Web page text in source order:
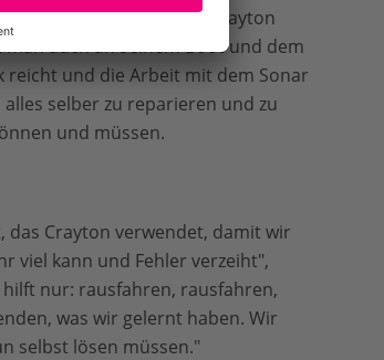
der Tiefsee zu bergen. "Crayton
auch an seinem Boot und dem
reicht und die Arbeit mit dem Sonar
selber zu reparieren und zu
und müssen.
das Crayton verwendet, damit wir
viel kann und Fehler verzeiht",
nur: rausfahren, rausfahren,
was wir gelernt haben. Wir
selbst lösen müssen."